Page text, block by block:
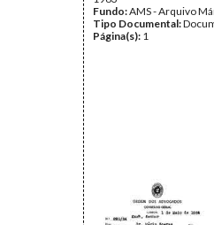
Fundo:AMS - Arquivo
Tipo Documental:
Página(s): 1